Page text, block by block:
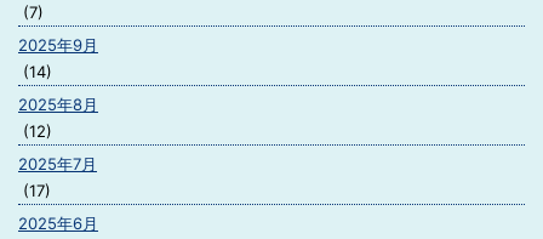
(7)
2025年9月
(14)
2025年8月
(12)
2025年7月
(17)
2025年6月